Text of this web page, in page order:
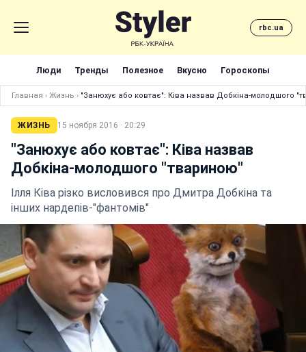
rbc.ua
Люди Тренды Полезное Вкусно Гороскопы
Главная › Жизнь › "Занюхує або ковтає": Ківа назвав Добкіна-молодшого
ЖИЗНЬ 15 ноября 2016 · 20:29
"Занюхує або ковтає": Ківа назвав
Добкіна-молодшого "твариною"
Ілля Ківа різко висловився про Дмитра Добкіна та
інших нардепів-"фантомів"